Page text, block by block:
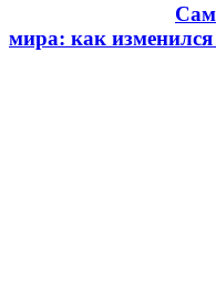
мира: как изменился